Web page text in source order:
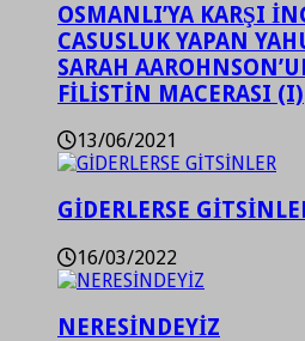
OSMANLI’YA KARŞI
CASUSLUK YAPAN
SARAH
FİLİSTİN MACERASI (I)
13/06/2021
GİDERLERSE
16/03/2022
NERESİNDEYİZ